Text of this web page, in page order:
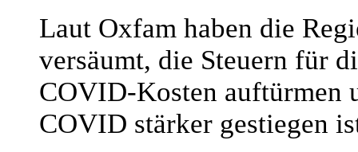
Laut Oxfam haben die
versäumt, die Steuern für
COVID-Kosten auftürmen
COVID stärker gestiegen